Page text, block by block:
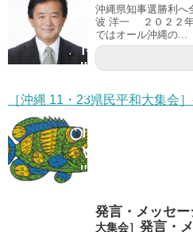
re
l=
"n
of
ol
lo
w
">
沖縄県知事選勝利
波 洋一 ２０２２年
ではオール沖縄の...
［沖縄 11・23県民平和大集会
発言・メッセ
大集会］ 発言・